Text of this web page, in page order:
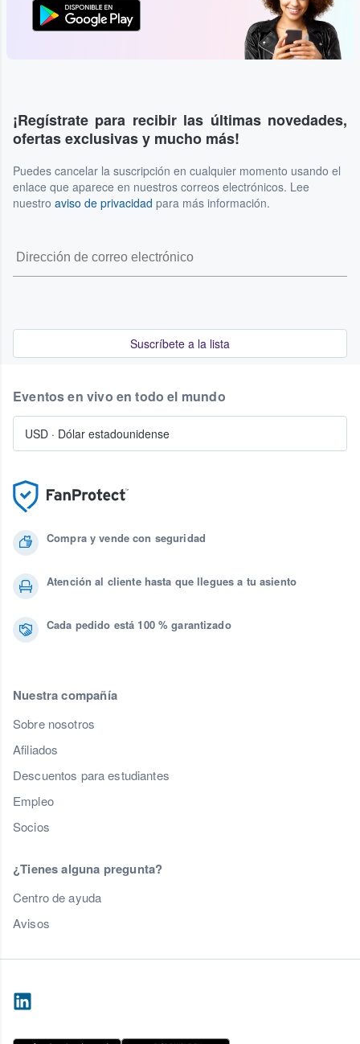
¡Regístrate para recibir las últimas novedades,
ofertas exclusivas y mucho más!
Puedes cancelar la suscripción en cualquier momento usando el
enlace que aparece en nuestros correos electrónicos. Lee
nuestro aviso de privacidad para más información.
Suscríbete a la lista
Compra y vende con seguridad
Atención al cliente hasta que llegues a tu asiento
Cada pedido está 100 % garantizado
Nuestra compañía
Sobre nosotros
Afiliados
Descuentos para estudiantes
Empleo
Socios
¿Tienes alguna pregunta?
Centro de ayuda
Avisos
Eventos en vivo en todo el mundo
USD · Dólar estadounidense